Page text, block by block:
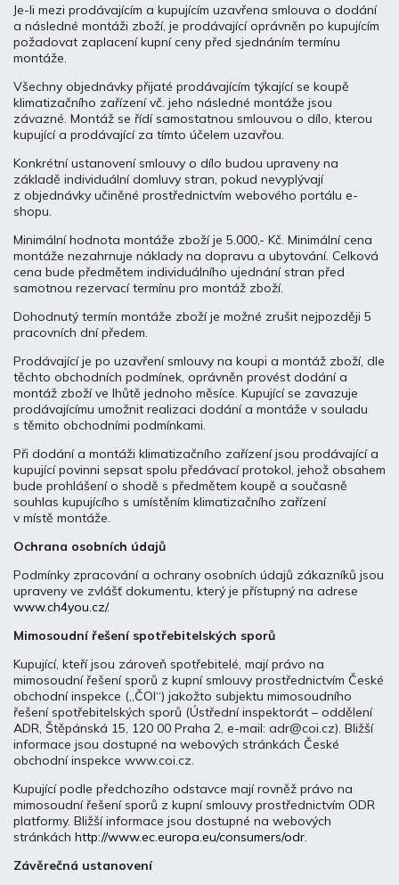
Je-li mezi prodávajícím a kupujícím uzavřena smlouva o dodání
a následné montáži zboží, je prodávající oprávněn po kupujícím
požadovat zaplacení kupní ceny před sjednáním termínu
montáže.
Všechny objednávky přijaté prodávajícím týkající se koupě
klimatizačního zařízení vč. jeho následné montáže jsou
závazné. Montáž se řídí samostatnou smlouvou o dílo, kterou
kupující a prodávající za tímto účelem uzavřou.
Konkrétní ustanovení smlouvy o dílo budou upraveny na
základě individuální domluvy stran, pokud nevyplývají
z objednávky učiněné prostřednictvím webového portálu e-
shopu.
Minimální hodnota montáže zboží je 5.000,- Kč. Minimální cena
montáže nezahrnuje náklady na dopravu a ubytování. Celková
cena bude předmětem individuálního ujednání stran před
samotnou rezervací termínu pro montáž zboží.
Dohodnutý termín montáže zboží je možné zrušit nejpozději 5
pracovních dní předem.
Prodávající je po uzavření smlouvy na koupi a montáž zboží, dle
těchto obchodních podmínek, oprávněn provést dodání a
montáž zboží ve lhůtě jednoho měsíce. Kupující se zavazuje
prodávajícímu umožnit realizaci dodání a montáže v souladu
s těmito obchodními podmínkami.
Při dodání a montáži klimatizačního zařízení jsou prodávající a
kupující povinni sepsat spolu předávací protokol, jehož obsahem
bude prohlášení o shodě s předmětem koupě a současně
souhlas kupujícího s umístěním klimatizačního zařízení
v místě montáže.
Ochrana osobních údajů
Podmínky zpracování a ochrany osobních údajů zákazníků jsou
upraveny ve zvlášť dokumentu, který je přístupný na adrese
www.ch4you.cz/.
Mimosoudní řešení spotřebitelských sporů
Kupující, kteří jsou zároveň spotřebitelé, mají právo na
mimosoudní řešení sporů z kupní smlouvy prostřednictvím České
obchodní inspekce („ČOI“) jakožto subjektu mimosoudního
řešení spotřebitelských sporů (Ústřední inspektorát – oddělení
ADR, Štěpánská 15, 120 00 Praha 2, e-mail: adr@coi.cz). Bližší
informace jsou dostupné na webových stránkách České
obchodní inspekce www.coi.cz.
Kupující podle předchozího odstavce mají rovněž právo na
mimosoudní řešení sporů z kupní smlouvy prostřednictvím ODR
platformy. Bližší informace jsou dostupné na webových
stránkách http://www.ec.europa.eu/consumers/odr.
Závěrečná ustanovení